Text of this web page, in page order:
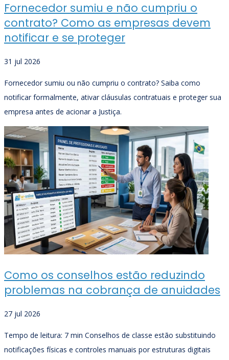
Fornecedor sumiu e não cumpriu o
contrato? Como as empresas devem
notificar e se proteger
31 jul 2026
Fornecedor sumiu ou não cumpriu o contrato? Saiba como
notificar formalmente, ativar cláusulas contratuais e proteger sua
empresa antes de acionar a Justiça.
Como os conselhos estão reduzindo
problemas na cobrança de anuidades
27 jul 2026
Tempo de leitura: 7 min Conselhos de classe estão substituindo
notificações físicas e controles manuais por estruturas digitais